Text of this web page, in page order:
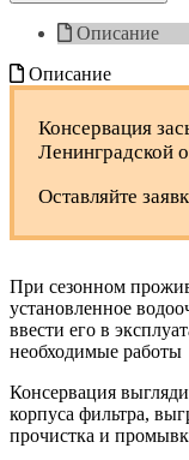
Описание
Описание
Консервация
Ленинградской
Оставляйте
При сезонном
установленное
ввести его в
необходимые работы
Консервация
корпуса фильтра,
прочистка и